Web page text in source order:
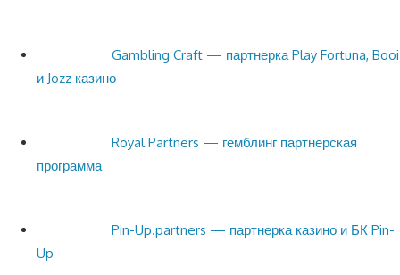
Gambling Craft — партнерка Play Fortuna, Booi
и Jozz казино
Royal Partners — гемблинг партнерская
программа
Pin-Up.partners — партнерка казино и БК Pin-
Up